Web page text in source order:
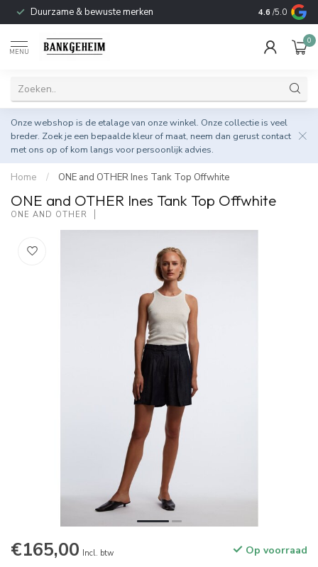
Duurzame & bewuste merken 4.6 /5.0
MENU
0
Onze webshop is de etalage van onze winkel. Onze collectie is veel
breder. Zoek je een bepaalde kleur of maat, neem dan gerust contact
met ons op of kom langs voor persoonlijk advies.
Home / ONE and OTHER Ines Tank Top Offwhite
ONE and OTHER Ines Tank Top Offwhite
ONE AND OTHER
€165,00 Incl. btw Op voorraad